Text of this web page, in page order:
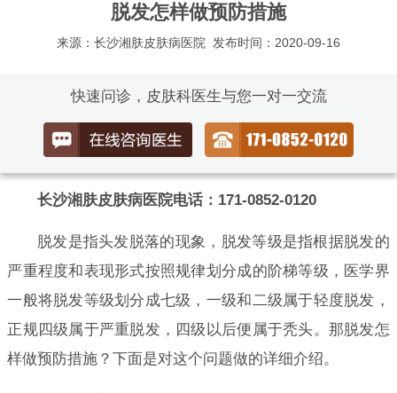
脱发怎样做预防措施
来源：长沙湘肤皮肤病医院 发布时间：2020-09-16
快速问诊，皮肤科医生与您一对一交流
长沙湘肤皮肤病医院电话：171-0852-0120
脱发是指头发脱落的现象，脱发等级是指根据脱发的
严重程度和表现形式按照规律划分成的阶梯等级，医学界
一般将脱发等级划分成七级，一级和二级属于轻度脱发，
正规四级属于严重脱发，四级以后便属于秃头。那脱发怎
样做预防措施？下面是对这个问题做的详细介绍。